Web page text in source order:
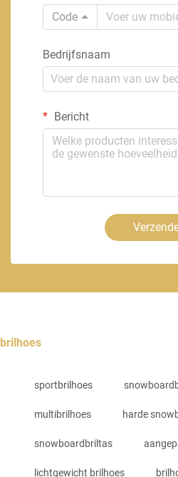
Code
Bedrijfsnaam
Bericht
brilhoes
sportbrilhoes
multibrilhoes harde
snowboardbriltas
lichtgewicht brilhoes